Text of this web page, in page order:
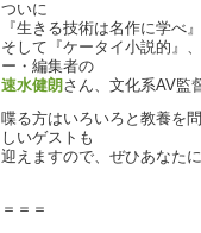
ついに
『生きる技術は名作に学べ
そして『ケータイ小説的』
ー・編集者の
速水健朗 さん、文化系AV監
喋る方はいろいろと教養を
しいゲストも
迎えますので、ぜひあなた
＝＝＝